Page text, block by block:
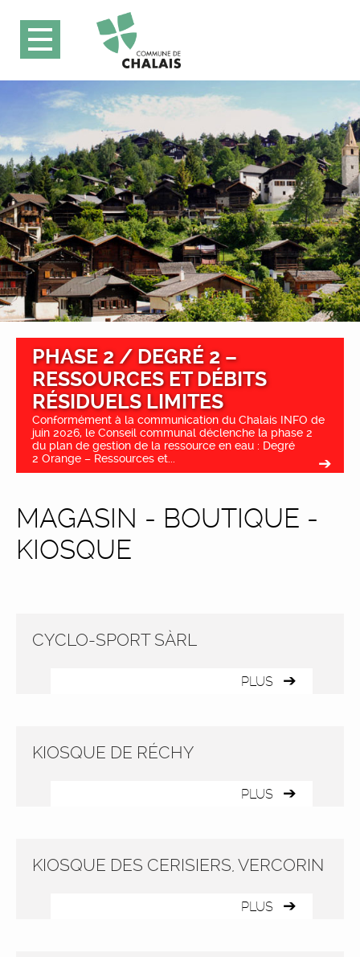
PHASE 2 / DEGRÉ 2 –
RESSOURCES ET DÉBITS
RÉSIDUELS LIMITES
Conformément à la communication du Chalais INFO de
juin 2026, le Conseil communal déclenche la phase 2
du plan de gestion de la ressource en eau : Degré
2 Orange – Ressources et...
MAGASIN - BOUTIQUE -
KIOSQUE
CYCLO-SPORT SÀRL
PLUS
KIOSQUE DE RÉCHY
PLUS
KIOSQUE DES CERISIERS, VERCORIN
PLUS